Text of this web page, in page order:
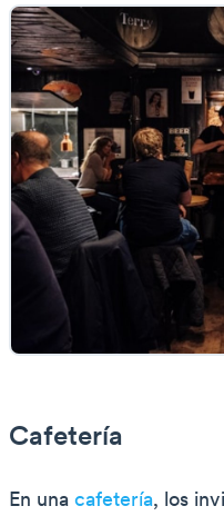
Cafetería
En unacafetería, los